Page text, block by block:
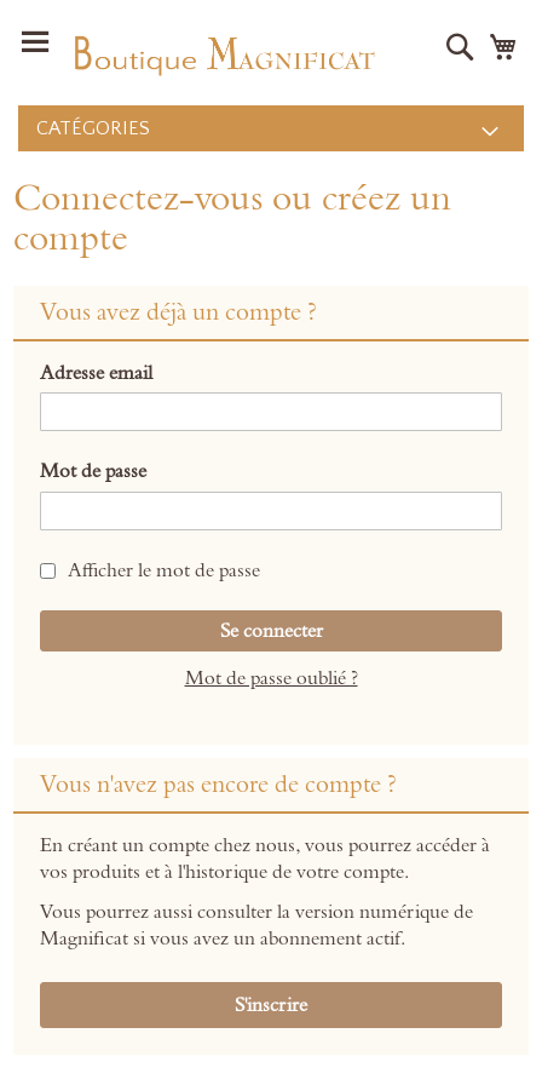
CATÉGORIES
Connectez-vous ou créez un
compte
Vous avez déjà un compte ?
Adresse email
Mot de passe
Afficher le mot de passe
Se connecter
Mot de passe oublié ?
Vous n'avez pas encore de compte ?
En créant un compte chez nous, vous pourrez accéder à
vos produits et à l'historique de votre compte.
Vous pourrez aussi consulter la version numérique de
Magnificat si vous avez un abonnement actif.
S'inscrire